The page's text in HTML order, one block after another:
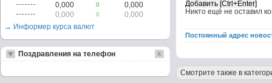
Никто ещё не оставил
Постоянный адрес
Смотрите также в
0,000
0
0,000
0,000
0
0,000
→ Информер курса валют
Поздравления на телефон